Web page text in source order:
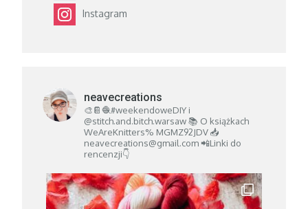
Instagram
neavecreations
🎨📔🧶#weekendoweDIY i
@stitch.and.bitch.warsaw📚 O książkach
WeAreKnitters% MGMZ92JDV📥
neavecreations@gmail.com📲Linki do
rencenzji👇